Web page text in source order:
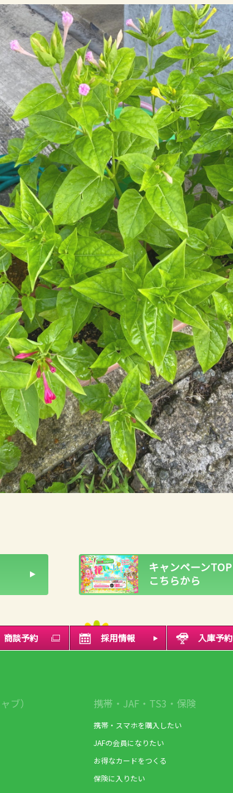
キャンペーンTOP
こちらから
商談予約 採用情報 入庫予約
ブ） 携帯・JAF・TS3・保険
携帯・スマホを購入したい
JAFの会員になりたい
お得なカードをつくる
保険に入りたい